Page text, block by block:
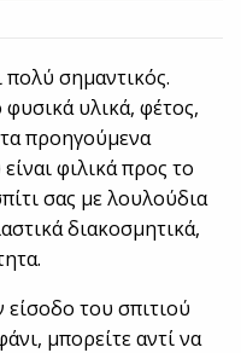
πολύ σημαντικός.
φυσικά υλικά, φέτος,
προηγούμενα
φιλικά προς το
σας με λουλούδια
διακοσμητικά,
είσοδο του σπιτιού
μπορείτε αντί να